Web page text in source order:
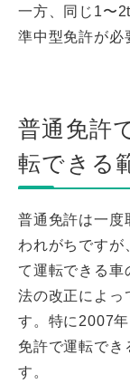
一方、同じ1〜
準中型免許が必
普通免許
転できる
普通免許は一度
われがちですが
て運転できる車
法の改正によっ
す。特に2007
免許で運転でき
す。